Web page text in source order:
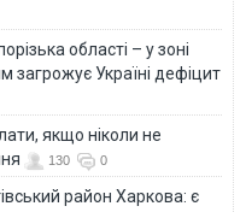
області – у зоні
загрожує Україні дефіцит
якщо ніколи не
130 0
район Харкова: є